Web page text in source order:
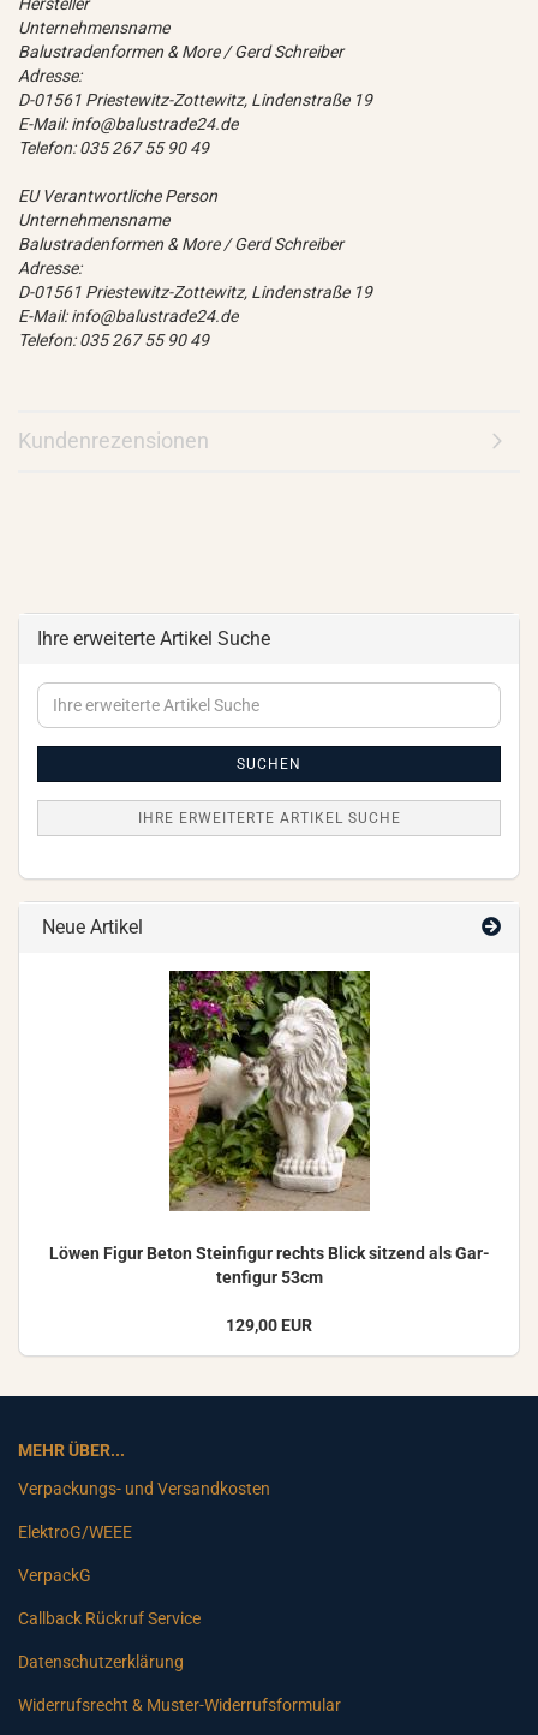
Unternehmensname
Balustradenformen & More / Gerd Schreiber
Adresse:
D-01561 Priestewitz-Zottewitz, Lindenstraße 19
E-Mail: info@balustrade24.de
Telefon: 035 267 55 90 49
EU Verantwortliche Person
Unternehmensname
Balustradenformen & More / Gerd Schreiber
Adresse:
D-01561 Priestewitz-Zottewitz, Lindenstraße 19
E-Mail: info@balustrade24.de
Telefon: 035 267 55 90 49
Kundenrezensionen
Ihre erweiterte Artikel Suche
Ihre
erweiterte
SUCHEN
IHRE ERWEITERTE ARTIKEL SUCHE
Neue Artikel
Löwen Figur Beton Stein­fi­gur rechts Blick sit­zend als Gar­
ten­fi­gur 53cm
129,00 EUR
MEHR ÜBER...
Verpackungs- und Versandkosten
ElektroG/WEEE
VerpackG
Callback Rückruf Service
Datenschutzerklärung
Widerrufsrecht & Muster-Widerrufsformular